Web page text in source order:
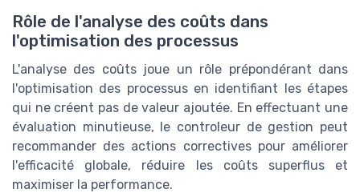
Rôle de l'analyse des coûts dans
l'optimisation des processus
L'analyse des coûts joue un rôle prépondérant dans
l'optimisation des processus en identifiant les étapes
qui ne créent pas de valeur ajoutée. En effectuant une
évaluation minutieuse, le controleur de gestion peut
recommander des actions correctives pour améliorer
l'efficacité globale, réduire les coûts superflus et
maximiser la performance.